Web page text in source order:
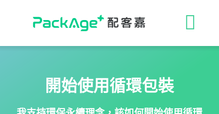
循環包裝
開始使用循環包裝